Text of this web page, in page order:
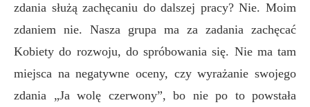
zdania służą zachęcaniu do dalszej pracy? Nie. Moim
zdaniem nie. Nasza grupa ma za zadania zachęcać
Kobiety do rozwoju, do spróbowania się. Nie ma tam
miejsca na negatywne oceny, czy wyrażanie swojego
zdania „Ja wolę czerwony”, bo nie po to powstała